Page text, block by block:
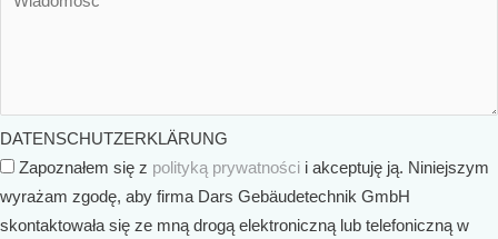
DATENSCHUTZERKLÄRUNG
Zapoznałem się z polityką prywatności i akceptuję ją. Niniejszym
wyrażam zgodę, aby firma Dars Gebäudetechnik GmbH
skontaktowała się ze mną drogą elektroniczną lub telefoniczną w